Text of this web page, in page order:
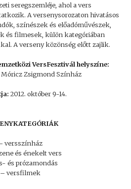
seregszemléje, ahol a vers
A versenysorozaton hivatásos
színészek és előadóművészek,
és filmesek, külön kategóriában
A verseny közönség előtt zajlik.
VersFesztivál helyszíne:
Zsigmond Színház
2012. október 9-14.
versszínház
és énekelt vers
és prózamondás
– versfilmek